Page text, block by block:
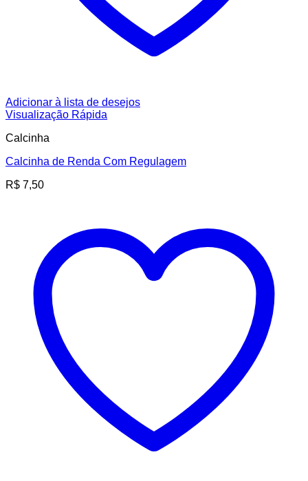
Adicionar à lista de desejos
Visualização Rápida
Calcinha
Calcinha de Renda Com Regulagem
R$ 7,50